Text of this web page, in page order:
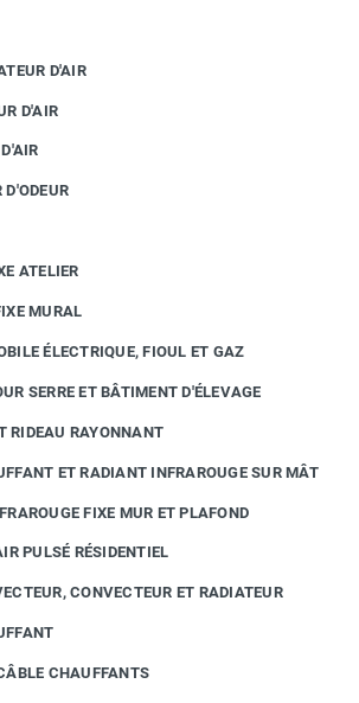
D'AIR
D'AIR
ATELIER
MURAL
ÉLECTRIQUE, FIOUL ET GAZ
SERRE ET BÂTIMENT D'ÉLEVAGE
RIDEAU RAYONNANT
ET RADIANT INFRAROUGE SUR MÂT
FIXE MUR ET PLAFOND
PULSÉ RÉSIDENTIEL
CONVECTEUR ET RADIATEUR
CHAUFFANTS